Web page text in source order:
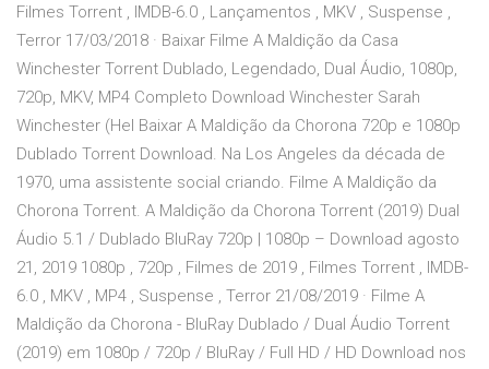
Filmes Torrent , IMDB-6.0 , Lançamentos , MKV , Suspense ,
Terror 17/03/2018 · Baixar Filme A Maldição da Casa
Winchester Torrent Dublado, Legendado, Dual Áudio, 1080p,
720p, MKV, MP4 Completo Download Winchester Sarah
Winchester (Hel Baixar A Maldição da Chorona 720p e 1080p
Dublado Torrent Download. Na Los Angeles da década de
1970, uma assistente social criando. Filme A Maldição da
Chorona Torrent. A Maldição da Chorona Torrent (2019) Dual
Áudio 5.1 / Dublado BluRay 720p | 1080p – Download agosto
21, 2019 1080p , 720p , Filmes de 2019 , Filmes Torrent , IMDB-
6.0 , MKV , MP4 , Suspense , Terror 21/08/2019 · Filme A
Maldição da Chorona - BluRay Dublado / Dual Áudio Torrent
(2019) em 1080p / 720p / BluRay / Full HD / HD Download nos